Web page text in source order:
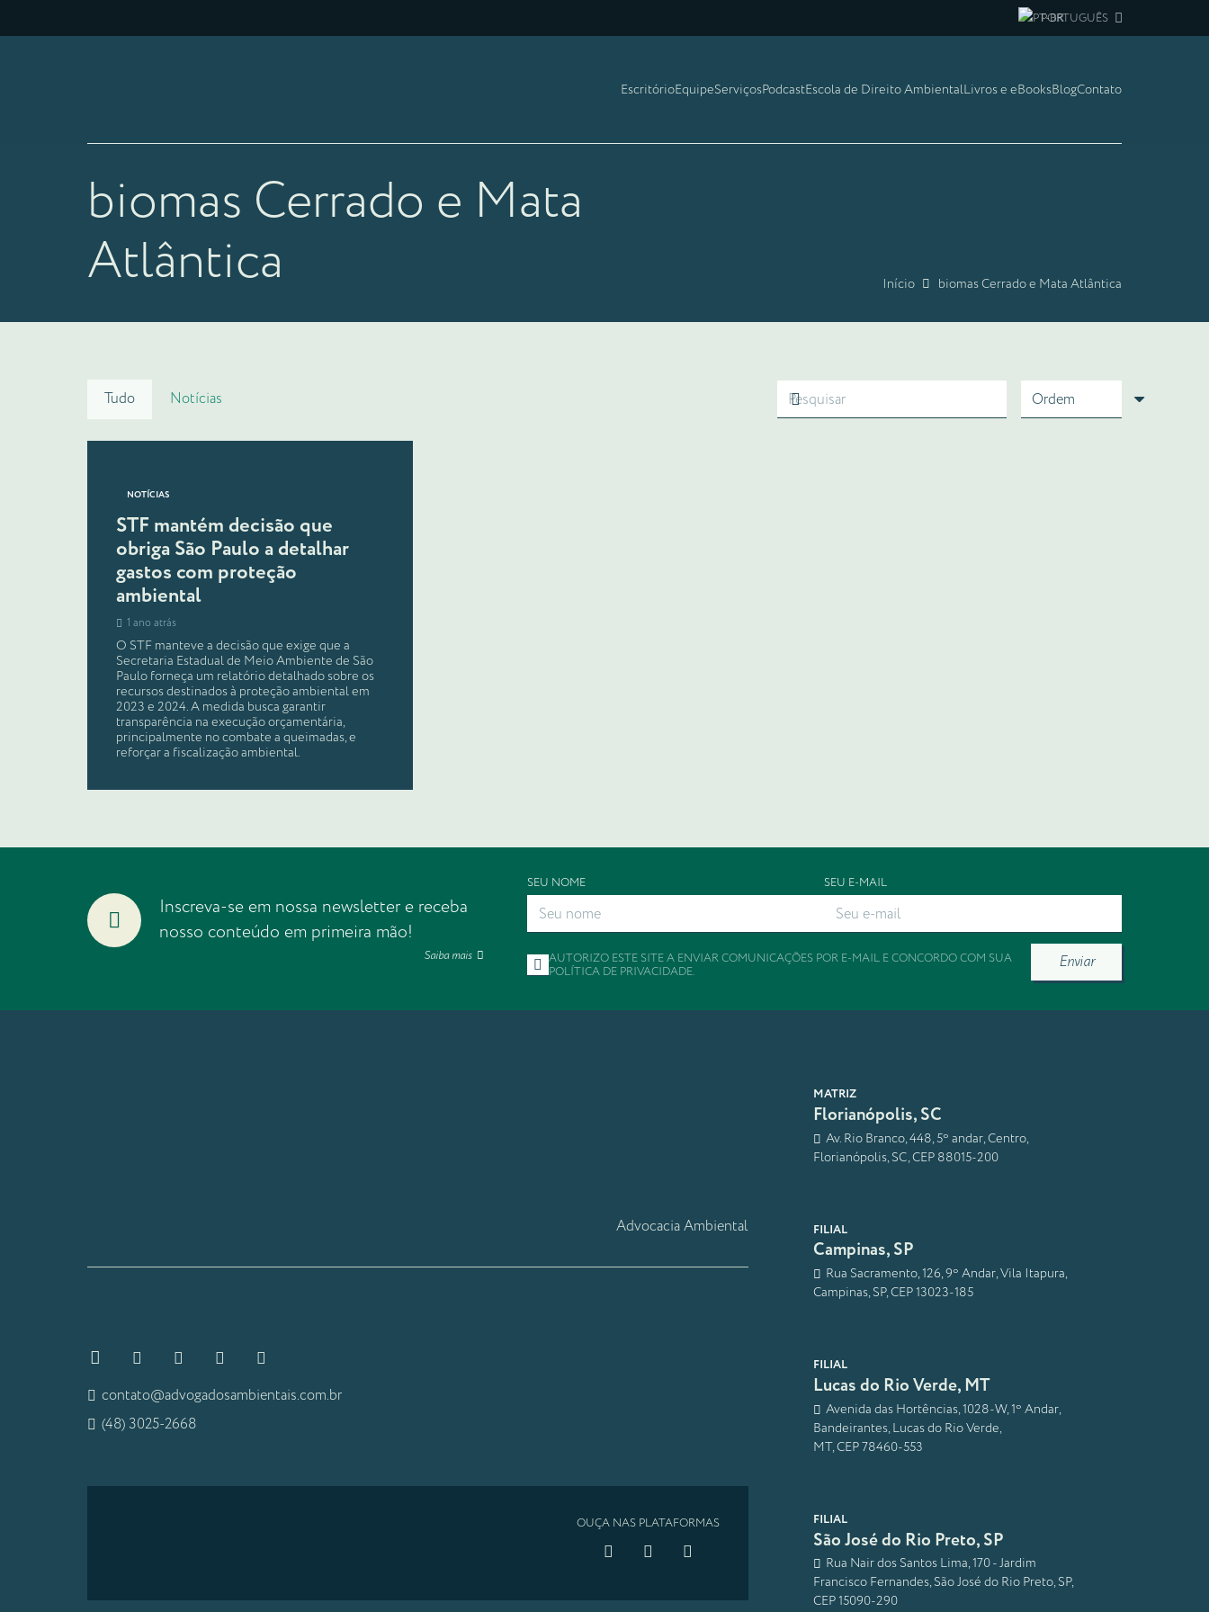
PORTUGUÊS
EscritórioEquipeServiçosPodcastEscola de Direito AmbientalLivros e eBooksBlogContato
biomas Cerrado e Mata
Atlântica
Início biomas Cerrado e Mata Atlântica
Tudo Notícias
NOTÍCIAS
STF mantém decisão que
obriga São Paulo a detalhar
gastos com proteção
ambiental
1 ano atrás
O STF manteve a decisão que exige que a
Secretaria Estadual de Meio Ambiente de São
Paulo forneça um relatório detalhado sobre os
recursos destinados à proteção ambiental em
2023 e 2024. A medida busca garantir
transparência na execução orçamentária,
principalmente no combate a queimadas, e
reforçar a fiscalização ambiental.
Inscreva-se em nossa newsletter e receba
nosso conteúdo em primeira mão!
Saiba mais
SEU NOME SEU E-MAIL
AUTORIZO ESTE SITE A ENVIAR COMUNICAÇÕES POR E-MAIL E CONCORDO COM SUA
POLÍTICA DE PRIVACIDADE. Enviar
Advocacia Ambiental
contato@advogadosambientais.com.br
(48) 3025-2668
OUÇA NAS PLATAFORMAS
MATRIZ
Florianópolis, SC
Av. Rio Branco, 448, 5º andar, Centro,
Florianópolis, SC, CEP 88015-200
FILIAL
Campinas, SP
Rua Sacramento, 126, 9º Andar, Vila Itapura,
Campinas, SP, CEP 13023-185
FILIAL
Lucas do Rio Verde, MT
Avenida das Hortências, 1028-W, 1º Andar,
Bandeirantes, Lucas do Rio Verde,
MT, CEP 78460-553
FILIAL
São José do Rio Preto, SP
Rua Nair dos Santos Lima, 170 - Jardim
Francisco Fernandes, São José do Rio Preto, SP,
CEP 15090-290